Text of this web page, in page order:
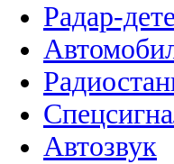
Радар-
Автозвук